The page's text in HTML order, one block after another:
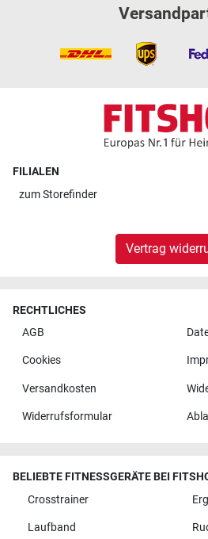
FILIALEN
zumStorefinder
Vertrag
RECHTLICHES
AGB
Cookies
Versandkosten
Widerrufsformular
BELIEBTE FITNESSGERÄTE BEI
Crosstrainer
Laufband